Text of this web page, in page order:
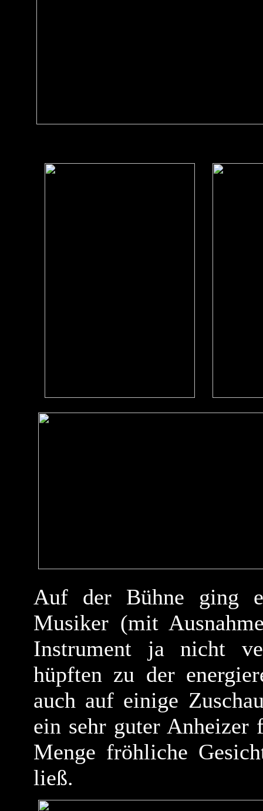
Auf der Bühne ging
Musiker (mit
Instrument ja nicht
hüpften zu der
auch auf einige
ein sehr guter Anheizer
Menge fröhliche
ließ.